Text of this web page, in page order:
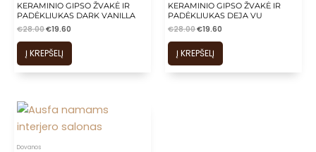
KERAMINIO GIPSO ŽVAKĖ IR
PADĖKLIUKAS DARK VANILLA
€28.00€19.60
Į KREPŠELĮ
KERAMINIO GIPSO ŽVAKĖ IR
PADĖKLIUKAS DEJA VU
€28.00€19.60
Į KREPŠELĮ
Dovanos